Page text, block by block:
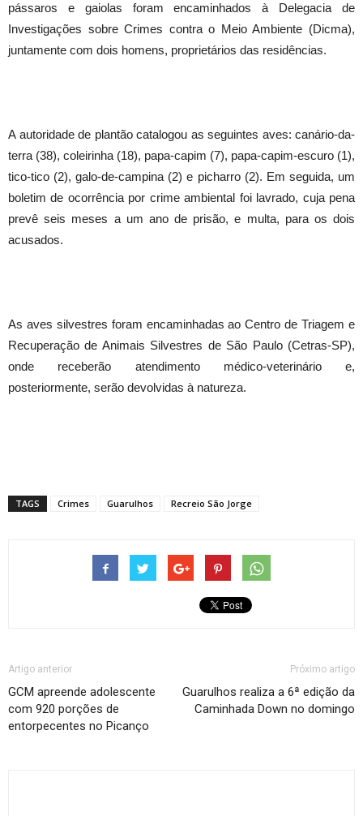
pássaros e gaiolas foram encaminhados à Delegacia de
Investigações sobre Crimes contra o Meio Ambiente (Dicma),
juntamente com dois homens, proprietários das residências.
A autoridade de plantão catalogou as seguintes aves: canário-da-
terra (38), coleirinha (18), papa-capim (7), papa-capim-escuro (1),
tico-tico (2), galo-de-campina (2) e picharro (2). Em seguida, um
boletim de ocorrência por crime ambiental foi lavrado, cuja pena
prevê seis meses a um ano de prisão, e multa, para os dois
acusados.
As aves silvestres foram encaminhadas ao Centro de Triagem e
Recuperação de Animais Silvestres de São Paulo (Cetras-SP),
onde receberão atendimento médico-veterinário e,
posteriormente, serão devolvidas à natureza.
TAGS Crimes Guarulhos Recreio São Jorge
Artigo anterior
GCM apreende adolescente
com 920 porções de
entorpecentes no Picanço
Próximo artigo
Guarulhos realiza a 6ª edição da
Caminhada Down no domingo